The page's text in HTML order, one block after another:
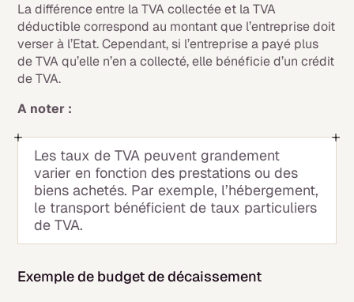
La différence entre la TVA collectée et la TVA
déductible correspond au montant que l’entreprise doit
verser à l’Etat. Cependant, si l’entreprise a payé plus
de TVA qu’elle n’en a collecté, elle bénéficie d’un crédit
de TVA.
A noter :
Les taux de TVA peuvent grandement
varier en fonction des prestations ou des
biens achetés. Par exemple, l’hébergement,
le transport bénéficient de taux particuliers
de TVA.
Exemple de budget de décaissement